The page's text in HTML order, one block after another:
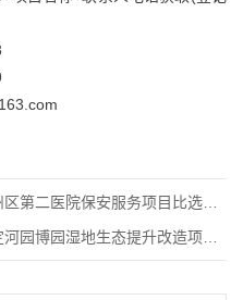
第二医院保安服务项目比选公告
园湿地生态提升改造项目（项目管理